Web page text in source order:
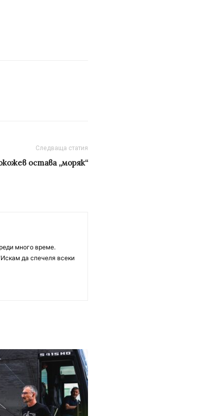
Следваща статия
oстава „моряк“
много време.
да спечеля всеки